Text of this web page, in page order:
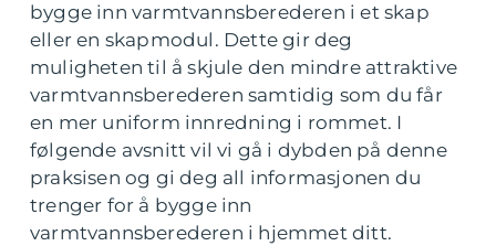
bygge inn varmtvannsberederen i et skap
eller en skapmodul. Dette gir deg
muligheten til å skjule den mindre attraktive
varmtvannsberederen samtidig som du får
en mer uniform innredning i rommet. I
følgende avsnitt vil vi gå i dybden på denne
praksisen og gi deg all informasjonen du
trenger for å bygge inn
varmtvannsberederen i hjemmet ditt.